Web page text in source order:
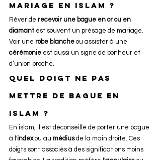
mariage en islam ?
Rêver de recevoir une bague en or ou en
diamant est souvent un présage de mariage.
Voir une robe blanche ou assister à une
cérémonie est aussi un signe de bonheur et
d’union proche.
Quel doigt ne pas
mettre de bague en
islam ?
En islam, il est déconseillé de porter une bague
à l'index ou au médius de la main droite. Ces
doigts sont associés à des significations moins